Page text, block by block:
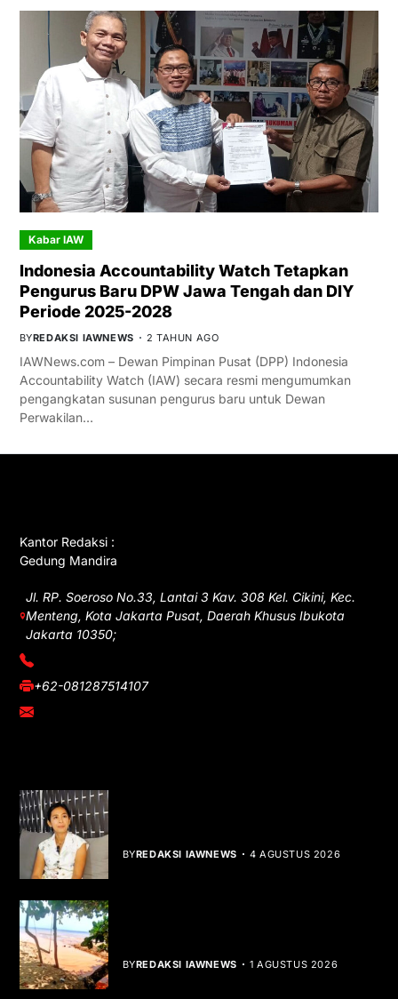
Kabar IAW
Indonesia Accountability Watch Tetapkan
Pengurus Baru DPW Jawa Tengah dan DIY
Periode 2025-2028
BYREDAKSI IAWNEWS 2 TAHUN AGO
IAWNews.com – Dewan Pimpinan Pusat (DPP) Indonesia
Accountability Watch (IAW) secara resmi mengumumkan
pengangkatan susunan pengurus baru untuk Dewan
Perwakilan…
Kantor Redaksi :
Gedung Mandira
Jl. RP. Soeroso No.33, Lantai 3 Kav. 308 Kel. Cikini, Kec.
Menteng, Kota Jakarta Pusat, Daerah Khusus Ibukota
Jakarta 10350;
(021) 3908026
+62-081287514107
adm@iawnews.com
BYREDAKSI IAWNEWS 4 AGUSTUS 2026
BYREDAKSI IAWNEWS 1 AGUSTUS 2026